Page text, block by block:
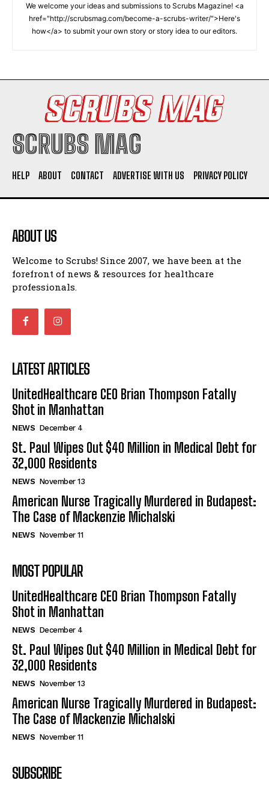
We welcome your ideas and submissions to Scrubs Magazine! <a
href="http://scrubsmag.com/become-a-scrubs-writer/">Here's
how</a> to submit your own story or story idea to our editors.
SCRUBS MAG
HELP ABOUT CONTACT ADVERTISE WITH US PRIVACY POLICY
ABOUT US
Welcome to Scrubs! Since 2007, we have been at the
forefront of news & resources for healthcare
professionals.
LATEST ARTICLES
UnitedHealthcare CEO Brian Thompson Fatally
Shot in Manhattan
NEWS December 4
St. Paul Wipes Out $40 Million in Medical Debt for
32,000 Residents
NEWS November 13
American Nurse Tragically Murdered in Budapest:
The Case of Mackenzie Michalski
NEWS November 11
MOST POPULAR
UnitedHealthcare CEO Brian Thompson Fatally
Shot in Manhattan
NEWS December 4
St. Paul Wipes Out $40 Million in Medical Debt for
32,000 Residents
NEWS November 13
American Nurse Tragically Murdered in Budapest:
The Case of Mackenzie Michalski
NEWS November 11
SUBSCRIBE